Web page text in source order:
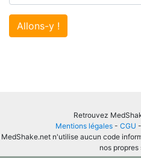
Allons-y !
Retrouvez
Mentions légales - CGU -
MedShake.net n'utilise aucun code
nos propres